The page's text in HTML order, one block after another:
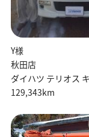
Y様
秋田店
ダイハツ テリオス
129,343km